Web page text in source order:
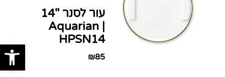
עור לסנר 14″
Aquarian |
HPSN14
₪85 פתח